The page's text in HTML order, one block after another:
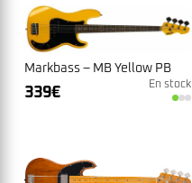
Markbass – MB Yellow PB
339€ En stock